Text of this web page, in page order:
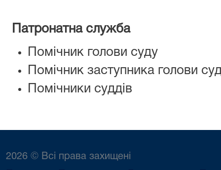
Патронатна служба
Помічник голови суду
Помічник заступника голови
Помічники суддів
2026 © Всі права захищені